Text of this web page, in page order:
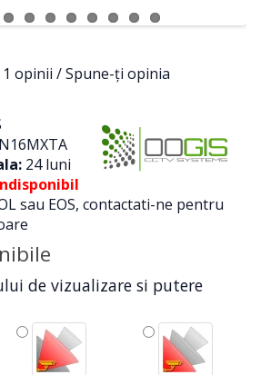
1 opinii /Spune-ţi opinia
24 luni
sau EOS, contactati-ne pentru
de vizualizare si putere